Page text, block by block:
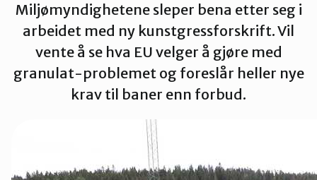
Finnmark
Hordaland
Møre og Romsdal
Miljømyndighetene sleper bena etter seg i
arbeidet med ny kunstgressforskrift. Vil
vente å se hva EU velger å gjøre med
granulat-problemet og foreslår heller nye
krav til baner enn forbud.